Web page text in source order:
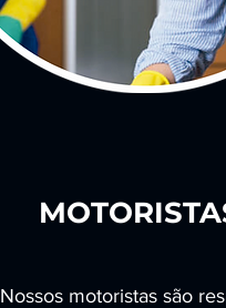
Nossos motoristas são